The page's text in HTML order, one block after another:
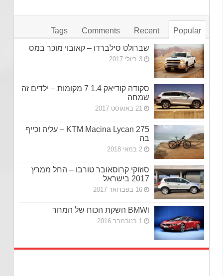
Popular
Recent
Comments
Tags
שברולט סילברדו – קאובוי מוכר במס
3 ביולי 2017
סקודה קודיאק 1.4 7 מקומות – ילדים זה
שמחה
21 באוגוסט 2017
KTM Macina Lycan 275 – עליה וכייף
בה
2 במאי 2018
סוזוקי קרוסאובר טורבו – החל ממרץ
2017 בישראל
16 בפברואר 2017
BMWi השקת הכוח של המחר
1 בנובמבר 2016